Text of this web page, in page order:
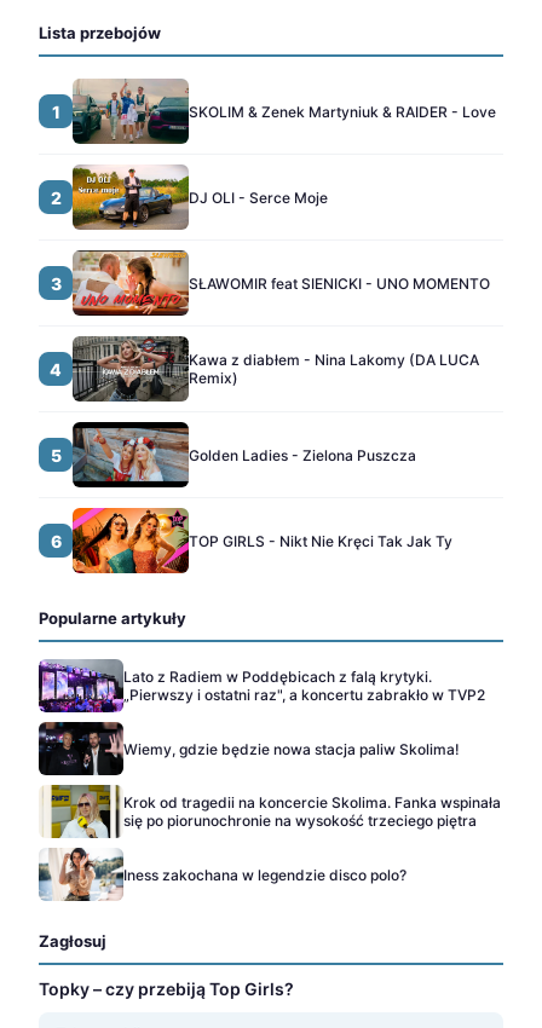
Lista przebojów
1 SKOLIM & Zenek Martyniuk & RAIDER - Love
2 DJ OLI - Serce Moje
3 SŁAWOMIR feat SIENICKI - UNO MOMENTO
4
Kawa z diabłem - Nina Lakomy (DA LUCA
Remix)
5 Golden Ladies - Zielona Puszcza
6 TOP GIRLS - Nikt Nie Kręci Tak Jak Ty
Popularne artykuły
Lato z Radiem w Poddębicach z falą krytyki.
„Pierwszy i ostatni raz", a koncertu zabrakło w TVP2
Wiemy, gdzie będzie nowa stacja paliw Skolima!
Krok od tragedii na koncercie Skolima. Fanka wspinała
się po piorunochronie na wysokość trzeciego piętra
Iness zakochana w legendzie disco polo?
Zagłosuj
Topky – czy przebiją Top Girls?